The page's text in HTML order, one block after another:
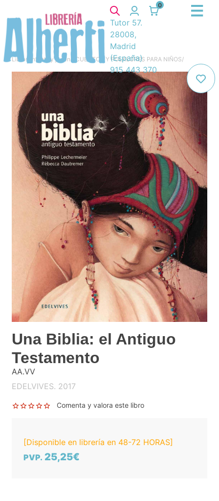
0
Tutor 57.
28008,
Madrid
(España)
915 443 370
Libros Infantil y juvenil CUENTOS Y FOLKLORES PARA NIÑOS/
Una Biblia: el Antiguo
Testamento
AA.VV
EDELVIVES. 2017
Comenta y valora este libro
[Disponible en librería en 48-72 HORAS]
PVP. 25,25€